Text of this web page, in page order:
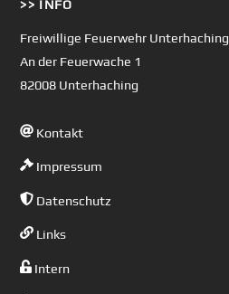
>> INFO
Freiwillige Feuerwehr Unterhaching
An der Feuerwache 1
82008 Unterhaching
Kontakt
Impressum
Datenschutz
Links
Intern